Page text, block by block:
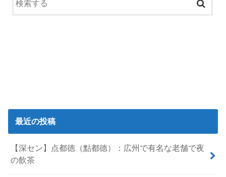
最近の投稿
【深セン】点都徳（點都德）：広州で有名な老舗で夜
の飲茶